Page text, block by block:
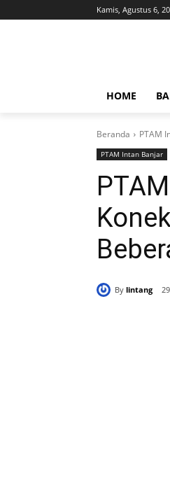
Kamis, Agustus 6,
HOME
Beranda PTAM
PTAM Intan Banjar
By lintang